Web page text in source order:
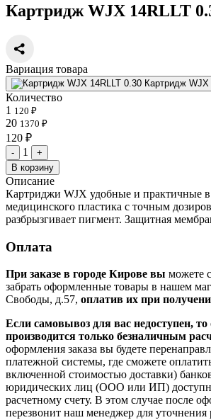
Картридж WJX 14RLLT
Вариация товара
Картридж WJX
Количество
1 120 ₽
20 1370 ₽
120 ₽
- 1
+
В корзину
Описание
Картриджи WJX удобные и практичные в
медицинского пластика с точным
разбрызгивает пигмент. Защитная
Оплата
При заказе в городе Кирове вы можете
забрать оформленные товары в нашем
Свободы, д.57, оплатив их при
Если самовывоз для вас недоступен, то
производится только безналичным
оформления заказа вы будете
платежной системы, где сможете
включенной стоимостью доставки)
юридических лиц (ООО или ИП)
расчетному счету. В этом случае после
перезвонит наш менеджер для уточнения